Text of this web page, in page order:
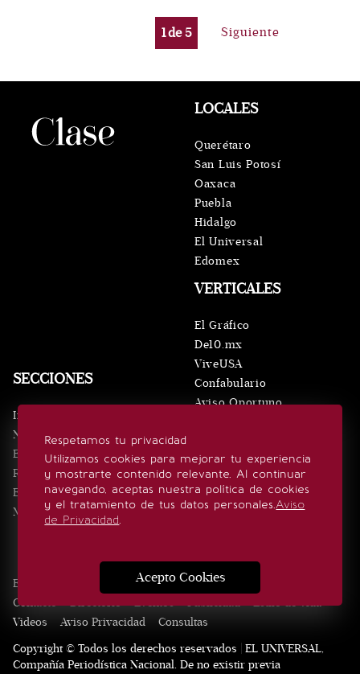
1de5 Siguiente
Respetamos tu privacidad
Utilizamos cookies para mejorar tu experiencia
y mostrarte contenido relevante. Al continuar
navegando, aceptas nuestra política de cookies
y el tratamiento de tus datos personales.Aviso
de Privacidad.
Acepto Cookies
SECCIONES
Inicio
Noticias
Eventos
Realeza
Estilo de vida
Minuto x Minuto
VERTICALES
El Gráfico
De10.mx
ViveUSA
Confabulario
Aviso Oportuno
LOCALES
Querétaro
San Luis Potosí
Oaxaca
Puebla
Hidalgo
El Universal
Edomex
SÍGUENOS
Edición Impresa Noticias Quiénes somos
Contacto
Directorio Eventos Publicidad
Estilo de vida
Videos
Aviso Privacidad
Consultas
Copyright © Todos los derechos reservados | EL UNIVERSAL,
Compañía Periodística Nacional. De no existir previa